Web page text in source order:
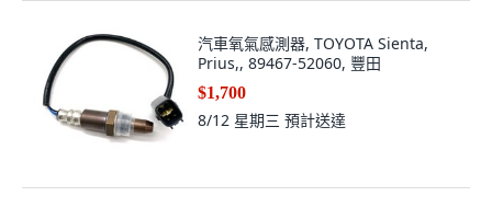
汽車氧氣感測器, TOYOTA Sienta,
Prius,, 89467-52060, 豐田
$1,700
8/12 星期三 預計送達